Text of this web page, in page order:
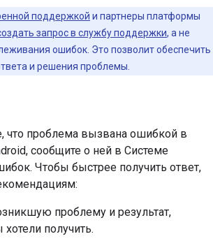
поддержкой и партнеры платформы
запрос в службу поддержки, а не
ошибок. Это позволит обеспечить
и решения проблемы.
что проблема вызвана ошибкой в
сообщите о ней в Системе
Чтобы быстрее получить ответ,
проблему и результат,
получить.